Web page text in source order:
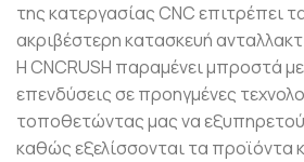
της κατεργασίας CNC επιτρέπει
ακριβέστερη κατασκευή
Η CNCRUSH παραμένει μπροστά με
επενδύσεις σε προηγμένες
τοποθετώντας μας να
καθώς εξελίσσονται τα προϊόντα